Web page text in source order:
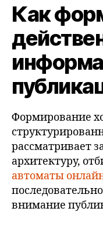
Как
Формирование
рассматривает
архитектуру,
автоматы
внимание